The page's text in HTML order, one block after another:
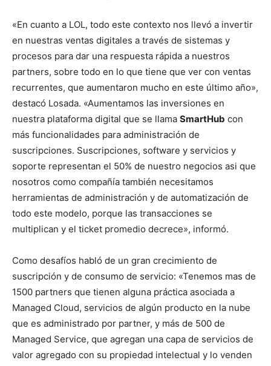
«En cuanto a LOL, todo este contexto nos llevó a invertir
en nuestras ventas digitales a través de sistemas y
procesos para dar una respuesta rápida a nuestros
partners, sobre todo en lo que tiene que ver con ventas
recurrentes, que aumentaron mucho en este último año»,
destacó Losada. «Aumentamos las inversiones en
nuestra plataforma digital que se llama SmartHub con
más funcionalidades para administración de
suscripciones. Suscripciones, software y servicios y
soporte representan el 50% de nuestro negocios asi que
nosotros como compañía también necesitamos
herramientas de administración y de automatización de
todo este modelo, porque las transacciones se
multiplican y el ticket promedio decrece», informó.
Como desafíos habló de un gran crecimiento de
suscripción y de consumo de servicio: «Tenemos mas de
1500 partners que tienen alguna práctica asociada a
Managed Cloud, servicios de algún producto en la nube
que es administrado por partner, y más de 500 de
Managed Service, que agregan una capa de servicios de
valor agregado con su propiedad intelectual y lo venden